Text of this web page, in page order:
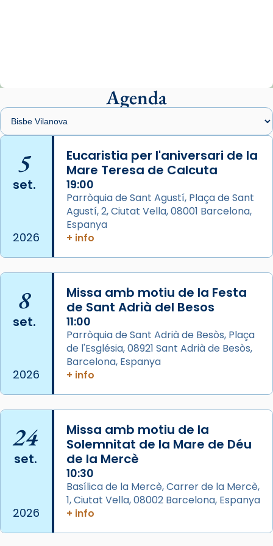
presidit aquest 27 de juliol la missa de Les
Santes de Mataró.
🔗
📸 J. Merino
Photo
View on Facebook ·
Arquebisbat de Barcelona
de Barcelona.
2 weeks ago
comitè organitzador de la visita apostòlica
del Sant Pare Lleó XIV a Barcelona, i als
col·laboradors, a la Catedral de Barcelona.
L’arquebisbe de Barcelona, el cardenal Joan
Josep Omella, ha presidit la missa i l’ha
concelebrat el bisbe auxiliar de Barcelona,
Mons. David Abadías.
📸 Dr. G. Simón
Photo
View on Facebook · Share
Arquebisbat de Barcelona
2 weeks ago
Memòria de les santes Juliana i
Semproniana, verges i màrtirs.
Agenda
5
set.
2026
Eucaristia per l'aniversari de la
Mare Teresa de Calcuta
19:00
Parròquia de Sant Agustí, Plaça de Sant
Agustí, 2, Ciutat Vella, 08001 Barcelona,
Espanya
+ info
8
set.
2026
Missa amb motiu de la Festa
de Sant Adrià del Besos
11:00
Parròquia de Sant Adrià de Besòs, Plaça
de l'Església, 08921 Sant Adrià de Besòs,
Barcelona, Espanya
+ info
24
set.
2026
Missa amb motiu de la
Solemnitat de la Mare de Déu
de la Mercè
10:30
Basílica de la Mercè, Carrer de la Mercè,
1, Ciutat Vella, 08002 Barcelona, Espanya
+ info